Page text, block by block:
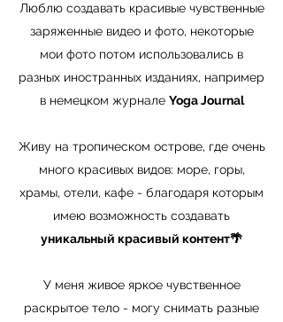
Люблю создавать красивые чувственные
заряженные видео и фото, некоторые
мои фото потом использовались в
разных иностранных изданиях, например
в немецком журнале Yoga Journal
Живу на тропическом острове, где очень
много красивых видов: море, горы,
храмы, отели, кафе - благодаря которым
имею возможность создавать
уникальный красивый контент🌴
У меня живое яркое чувственное
раскрытое тело - могу снимать разные